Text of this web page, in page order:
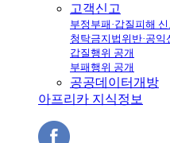
고객신고
부정부패·갑질피해 신
청탁금지법위반·공익
갑질행위 공개
부패행위 공개
공공데이터개방
아프리카 지식정보